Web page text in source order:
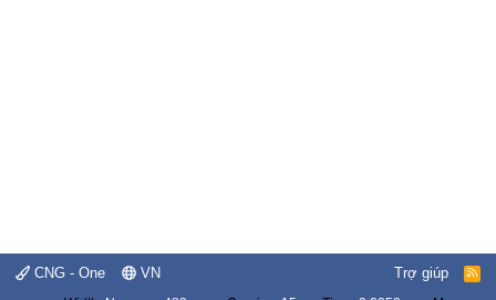
CNG - One VN Trợ giúp
R